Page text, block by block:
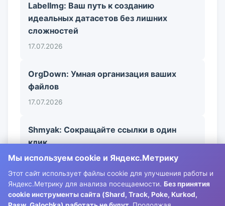
LabelImg: Ваш путь к созданию
идеальных датасетов без лишних
сложностей
17.07.2026
OrgDown: Умная организация ваших
файлов
17.07.2026
Shmyak: Сокращайте ссылки в один
клик
17.07.2026
Мы используем cookie и Яндекс.Метрику
Этот сайт использует файлы cookie для улучшения работы и
Яндекс.Метрику для анализа посещаемости. Без принятия
cookie инструменты сайта (Shard, Track, Poke, Kurkod,